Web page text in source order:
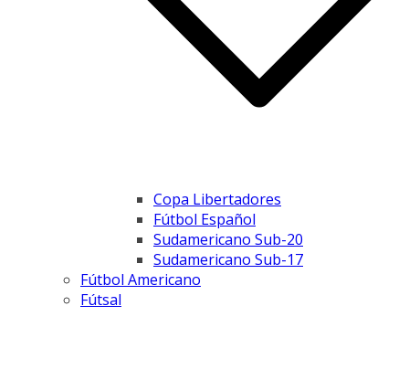
Copa Libertadores
Fútbol Español
Sudamericano Sub-20
Sudamericano Sub-17
Fútbol Americano
Fútsal